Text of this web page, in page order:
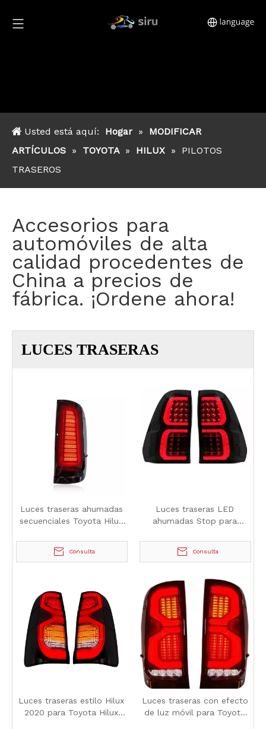
Usted está aquí: Hogar »
MODIFICAR
ARTÍCULOS » TOYOTA » HILUX »
PILOTOS
TRASEROS
Accesorios para
automóviles de alta
calidad procedentes de
China a precios de
fábrica. ¡Ordene ahora!
LUCES TRASERAS
Luces traseras ahumadas
secuenciales Toyota Hilux
Consulta
Luces traseras LED
ahumadas Stop para
2015
Consulta
Luces traseras estilo Hilux
2020 para Toyota Hilux
Luces traseras con efecto
de luz móvil para Toyota